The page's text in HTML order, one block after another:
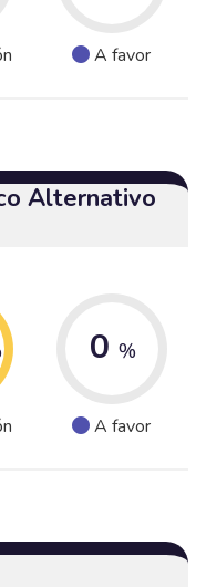
A favor
Alternativo
0 %
A favor